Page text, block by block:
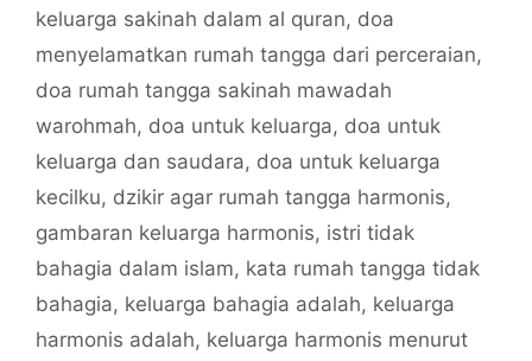
keluarga sakinah dalam al quran, doa
menyelamatkan rumah tangga dari perceraian,
doa rumah tangga sakinah mawadah
warohmah, doa untuk keluarga, doa untuk
keluarga dan saudara, doa untuk keluarga
kecilku, dzikir agar rumah tangga harmonis,
gambaran keluarga harmonis, istri tidak
bahagia dalam islam, kata rumah tangga tidak
bahagia, keluarga bahagia adalah, keluarga
harmonis adalah, keluarga harmonis menurut